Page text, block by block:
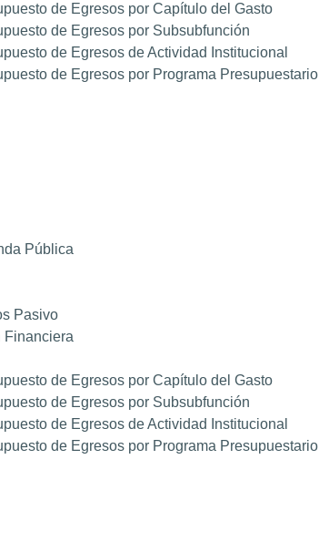
de Egresos por Capítulo del Gasto
de Egresos por Subsubfunción
de Egresos de Actividad Institucional
de Egresos por Programa Presupuestario
Pública
Pasivo
Financiera
de Egresos por Capítulo del Gasto
de Egresos por Subsubfunción
de Egresos de Actividad Institucional
de Egresos por Programa Presupuestario